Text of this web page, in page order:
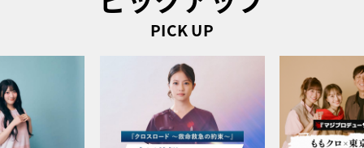
PICK UP